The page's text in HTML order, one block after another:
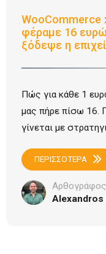
WooCommerce
φέραμε 16
ξόδεψε η
Πώς για κάθε 1
μας πήρε πίσω 16.
γίνεται με
ΠΕΡΙΣΣΟΤΕΡΑ
Αρθογράφος